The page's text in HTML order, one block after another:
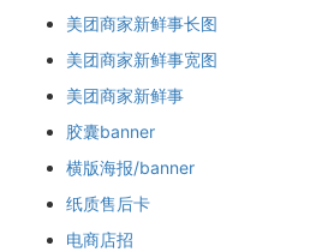
美团商家新鲜事长图
美团商家新鲜事宽图
美团商家新鲜事
胶囊banner
横版海报/banner
纸质售后卡
电商店招